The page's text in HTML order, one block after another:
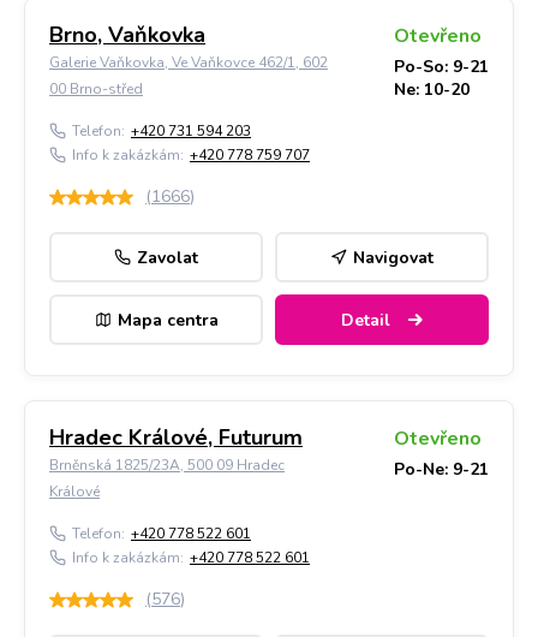
Brno, Vaňkovka
Galerie Vaňkovka, Ve Vaňkovce 462/1, 602
00 Brno-střed
Otevřeno
Po-So: 9-21
Ne: 10-20
Telefon: +420 731 594 203
Info k zakázkám: +420 778 759 707
(1666)
Zavolat Navigovat
Mapa centra Detail
Hradec Králové, Futurum
Brněnská 1825/23A, 500 09 Hradec
Králové
Otevřeno
Po-Ne: 9-21
Telefon: +420 778 522 601
Info k zakázkám: +420 778 522 601
(576)